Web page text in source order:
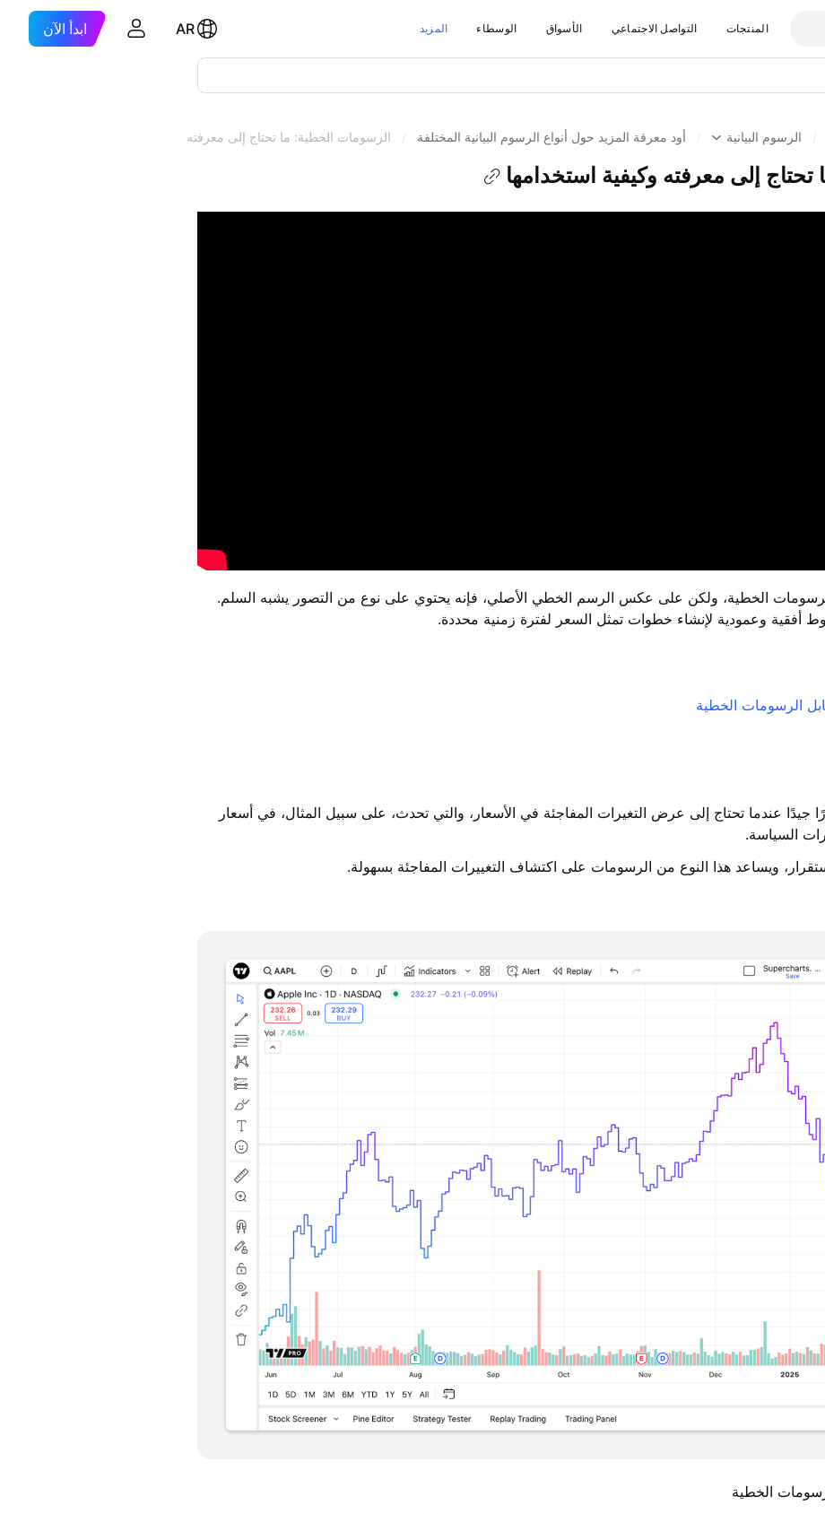
المنتجات التواصل الاجتماعي الأسواق الوسطاء المزيد AR ابدأ الآن
الرسوم البيانية أود معرفة المزيد حول أنواع الرسوم البيانية المختلفة الرسومات الخطية: ما تحتاج إلى معرفته وكيفية استخدامها
إلى معرفته وكيفية استخدامها
الخطية، ولكن على عكس الرسم الخطي الأصلي، فإنه يحتوي على نوع من التصور يشبه السلم.
أفقية وعمودية لإنشاء خطوات تمثل السعر لفترة زمنية محددة.
الرسومات الخطية
جيدًا عندما تحتاج إلى عرض التغيرات المفاجئة في الأسعار، والتي تحدث، على سبيل المثال، في أسعار
السياسة.
ويساعد هذا النوع من الرسومات على اكتشاف التغييرات المفاجئة بسهولة.
الخطية